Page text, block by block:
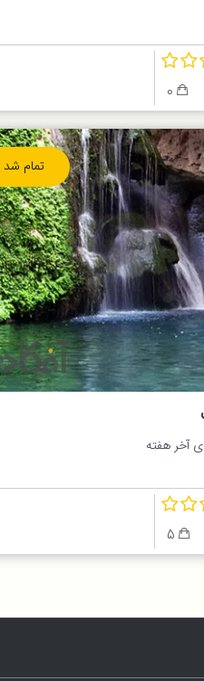
0
تمام شد
آخر هفته
5